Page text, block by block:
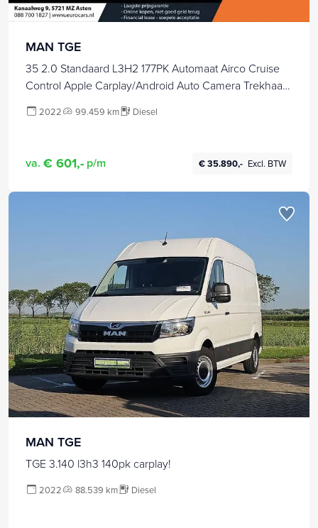
MAN TGE
35 2.0 Standaard L3H2 177PK Automaat Airco Cruise
Control Apple Carplay/Android Auto Camera Trekhaak
stuurverwarming
2022 99.459 km Diesel
va. € 601,- p/m € 35.890,- Excl. BTW
MAN TGE
TGE 3.140 l3h3 140pk carplay!
2022 88.539 km Diesel